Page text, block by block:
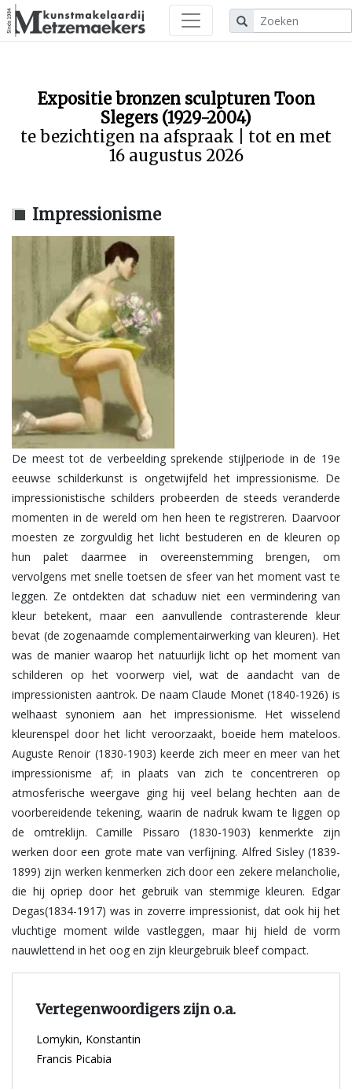
Expositie bronzen sculpturen Toon
Slegers (1929-2004)
te bezichtigen na afspraak | tot en met
16 augustus 2026
Impressionisme
De meest tot de verbeelding sprekende stijlperiode in de 19e
eeuwse schilderkunst is ongetwijfeld het impressionisme. De
impressionistische schilders probeerden de steeds veranderde
momenten in de wereld om hen heen te registreren. Daarvoor
moesten ze zorgvuldig het licht bestuderen en de kleuren op
hun palet daarmee in overeenstemming brengen, om
vervolgens met snelle toetsen de sfeer van het moment vast te
leggen. Ze ontdekten dat schaduw niet een vermindering van
kleur betekent, maar een aanvullende contrasterende kleur
bevat (de zogenaamde complementairwerking van kleuren). Het
was de manier waarop het natuurlijk licht op het moment van
schilderen op het voorwerp viel, wat de aandacht van de
impressionisten aantrok. De naam Claude Monet (1840-1926) is
welhaast synoniem aan het impressionisme. Het wisselend
kleurenspel door het licht veroorzaakt, boeide hem mateloos.
Auguste Renoir (1830-1903) keerde zich meer en meer van het
impressionisme af; in plaats van zich te concentreren op
atmosferische weergave ging hij veel belang hechten aan de
voorbereidende tekening, waarin de nadruk kwam te liggen op
de omtreklijn. Camille Pissaro (1830-1903) kenmerkte zijn
werken door een grote mate van verfijning. Alfred Sisley (1839-
1899) zijn werken kenmerken zich door een zekere melancholie,
die hij opriep door het gebruik van stemmige kleuren. Edgar
Degas(1834-1917) was in zoverre impressionist, dat ook hij het
vluchtige moment wilde vastleggen, maar hij hield de vorm
nauwlettend in het oog en zijn kleurgebruik bleef compact.
Vertegenwoordigers zijn o.a.
Lomykin, Konstantin
Francis Picabia